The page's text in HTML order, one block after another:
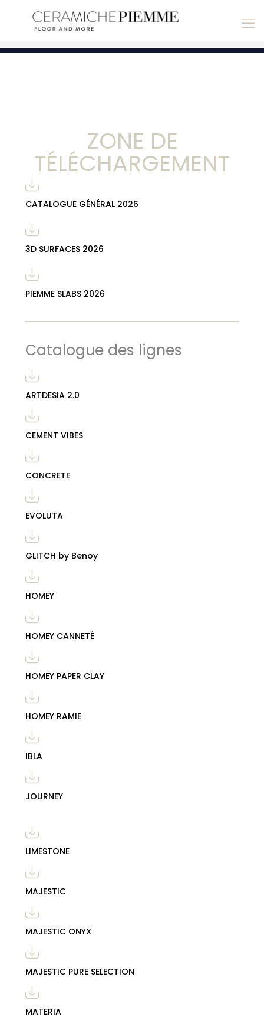
ZONE DE
TÉLÉCHARGEMENT
CATALOGUE GÉNÉRAL 2026
3D SURFACES 2026
PIEMME SLABS 2026
Catalogue des lignes
ARTDESIA 2.0
CEMENT VIBES
CONCRETE
EVOLUTA
GLITCH by Benoy
HOMEY
HOMEY CANNETÉ
HOMEY PAPER CLAY
HOMEY RAMIE
IBLA
JOURNEY
LIMESTONE
MAJESTIC
MAJESTIC ONYX
MAJESTIC PURE SELECTION
MATERIA